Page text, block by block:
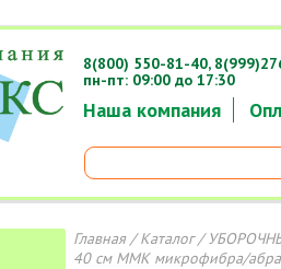
Наша компания
8(800) 550-81-40,
пн-пт: 09:00 до 17:30
Главная/Каталог/
40 см MМК микрофибра/